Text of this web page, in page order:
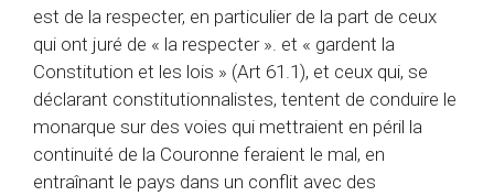
est de la respecter, en particulier de la part de ceux
qui ont juré de « la respecter ». et « gardent la
Constitution et les lois » (Art 61.1), et ceux qui, se
déclarant constitutionnalistes, tentent de conduire le
monarque sur des voies qui mettraient en péril la
continuité de la Couronne feraient le mal, en
entraînant le pays dans un conflit avec des